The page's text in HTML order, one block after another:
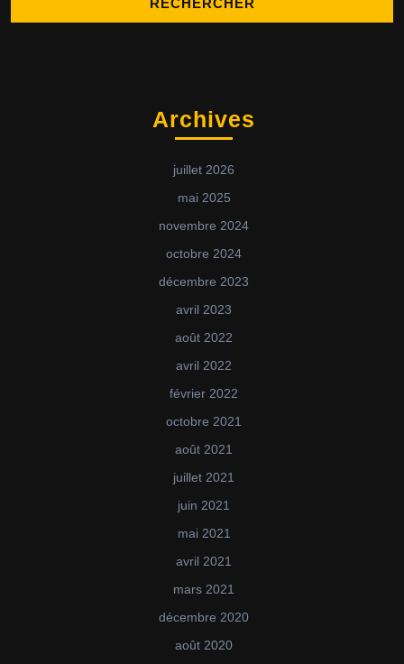
Archives
juillet 2026
mai 2025
novembre 2024
octobre 2024
décembre 2023
avril 2023
août 2022
avril 2022
février 2022
octobre 2021
août 2021
juillet 2021
juin 2021
mai 2021
avril 2021
mars 2021
décembre 2020
août 2020